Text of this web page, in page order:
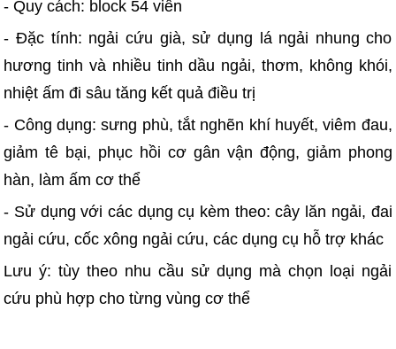
- Quy cách: block 54 viên
- Đặc tính: ngải cứu già, sử dụng lá ngải nhung cho
hương tinh và nhiều tinh dầu ngải, thơm, không khói,
nhiệt ấm đi sâu tăng kết quả điều trị
- Công dụng: sưng phù, tắt nghẽn khí huyết, viêm đau,
giảm tê bại, phục hồi cơ gân vận động, giảm phong
hàn, làm ấm cơ thể
- Sử dụng với các dụng cụ kèm theo: cây lăn ngải, đai
ngải cứu, cốc xông ngải cứu, các dụng cụ hỗ trợ khác
Lưu ý: tùy theo nhu cầu sử dụng mà chọn loại ngải
cứu phù hợp cho từng vùng cơ thể